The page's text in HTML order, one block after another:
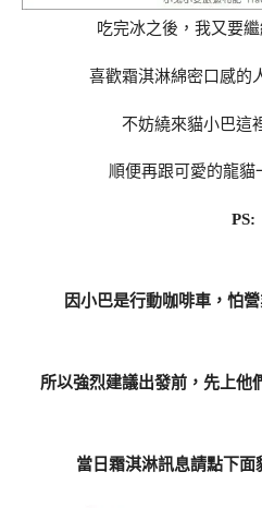
吃完冰之後，我又要
喜歡霜淇淋綿密口感的
不妨繞來貓小巴這
順便再跟可愛的龍貓
PS:
因小巴是行動咖啡車，怕
所以強烈建議出發前，先上他
當日霜淇淋訊息請點下面